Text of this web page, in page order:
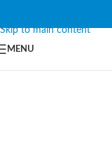
Skip to main content
MENU